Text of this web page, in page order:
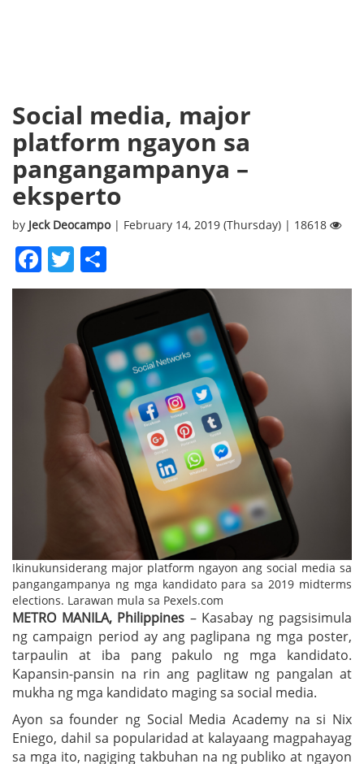
Social media, major
platform ngayon sa
pangangampanya –
eksperto
by Jeck Deocampo | February 14, 2019 (Thursday) | 18618
Facebook
Twitter
Ikinukunsiderang major platform ngayon ang social media sa
pangangampanya ng mga kandidato para sa 2019 midterms
elections. Larawan mula sa Pexels.com
METRO MANILA, Philippines – Kasabay ng pagsisimula
ng campaign period ay ang paglipana ng mga poster,
tarpaulin at iba pang pakulo ng mga kandidato.
Kapansin-pansin na rin ang paglitaw ng pangalan at
mukha ng mga kandidato maging sa social media.
Ayon sa founder ng Social Media Academy na si Nix
Eniego, dahil sa popularidad at kalayaang magpahayag
sa mga ito, nagiging takbuhan na ng publiko at ngayon